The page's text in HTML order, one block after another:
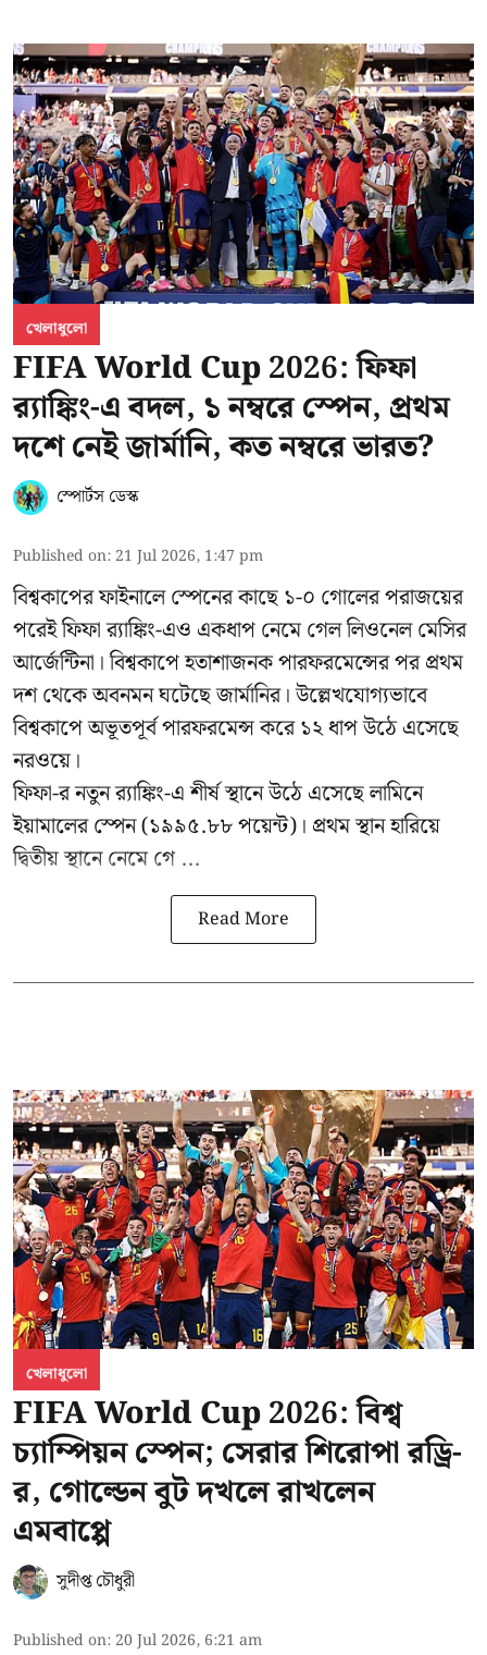
খেলাধুলো
FIFA World Cup 2026: ফিফা
র‍্যাঙ্কিং-এ বদল, ১ নম্বরে স্পেন, প্রথম
দশে নেই জার্মানি, কত নম্বরে ভারত?
স্পোর্টস ডেস্ক
Published on: 21 Jul 2026, 1:47 pm
বিশ্বকাপের ফাইনালে স্পেনের কাছে ১-০ গোলের পরাজয়ের
পরেই ফিফা র‍্যাঙ্কিং-এও একধাপ নেমে গেল লিওনেল মেসির
আর্জেন্টিনা। বিশ্বকাপে হতাশাজনক পারফরমেন্সের পর প্রথম
দশ থেকে অবনমন ঘটেছে জার্মানির। উল্লেখযোগ্যভাবে
বিশ্বকাপে অভূতপূর্ব পারফরমেন্স করে ১২ ধাপ উঠে এসেছে
নরওয়ে।
ফিফা-র নতুন র‍্যাঙ্কিং-এ শীর্ষ স্থানে উঠে এসেছে লামিনে
ইয়ামালের স্পেন (১৯৯৫.৮৮ পয়েন্ট)। প্রথম স্থান হারিয়ে
দ্বিতীয় স্থানে নেমে গে ...
Read More
খেলাধুলো
FIFA World Cup 2026: বিশ্ব
চ্যাম্পিয়ন স্পেন; সেরার শিরোপা রড্রি-
র, গোল্ডেন বুট দখলে রাখলেন
এমবাপ্পে
সুদীপ্ত চৌধুরী
Published on: 20 Jul 2026, 6:21 am